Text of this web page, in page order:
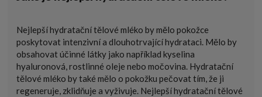
Nejlepší hydratační tělové mléko by mělo pokožce
poskytovat intenzivní a dlouhotrvající hydrataci. Mělo by
obsahovat účinné látky jako například kyselina
hyaluronová, rostlinné oleje nebo močovina. Hydratační
tělové mléko by také mělo o pokožku pečovat tím, že ji
regeneruje, zklidňuje a vyživuje. Nejlepší hydratační tělové